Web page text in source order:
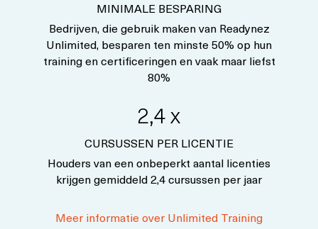
MINIMALE BESPARING
Bedrijven, die gebruik maken van Readynez
Unlimited, besparen ten minste 50% op hun
training en certificeringen en vaak maar liefst
80%
2,4 x
CURSUSSEN PER LICENTIE
Houders van een onbeperkt aantal licenties
krijgen gemiddeld 2,4 cursussen per jaar
Meer informatie over Unlimited Training